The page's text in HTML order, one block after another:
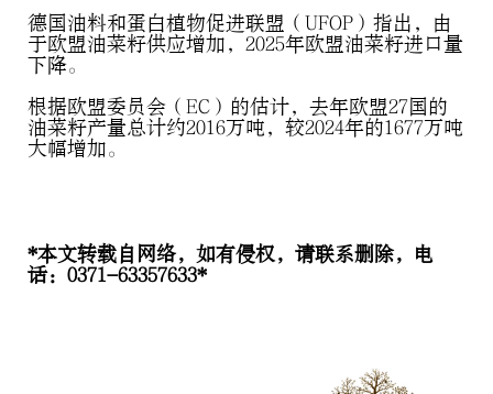
德国油料和蛋白植物促进联盟（UFOP）指出，由
于欧盟油菜籽供应增加，2025年欧盟油菜籽进口量
下降。
根据欧盟委员会（EC）的估计，去年欧盟27国的
油菜籽产量总计约2016万吨，较2024年的1677万吨
大幅增加。
*本文转载自网络，如有侵权，请联系删除，电
话：0371-63357633*